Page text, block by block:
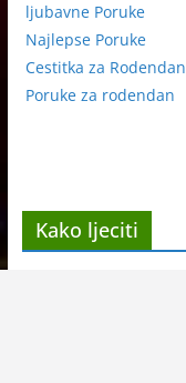
ljubavne Poruke
Najlepse Poruke
Cestitka za Rodendan
Poruke za rodendan
Kako ljeciti